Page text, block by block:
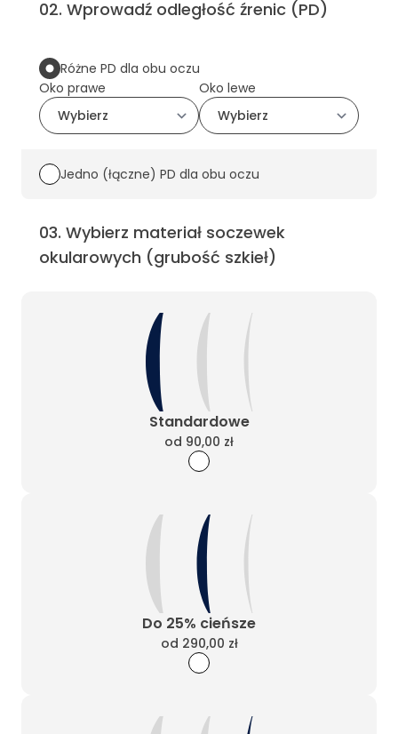
02. Wprowadź odległość źrenic (PD)
Różne PD dla obu oczu
Oko prawe
Oko lewe
Jedno (łączne) PD dla obu oczu
03. Wybierz materiał soczewek
okularowych (grubość szkieł)
Standardowe
od 90,00 zł
Do 25% cieńsze
od 290,00 zł